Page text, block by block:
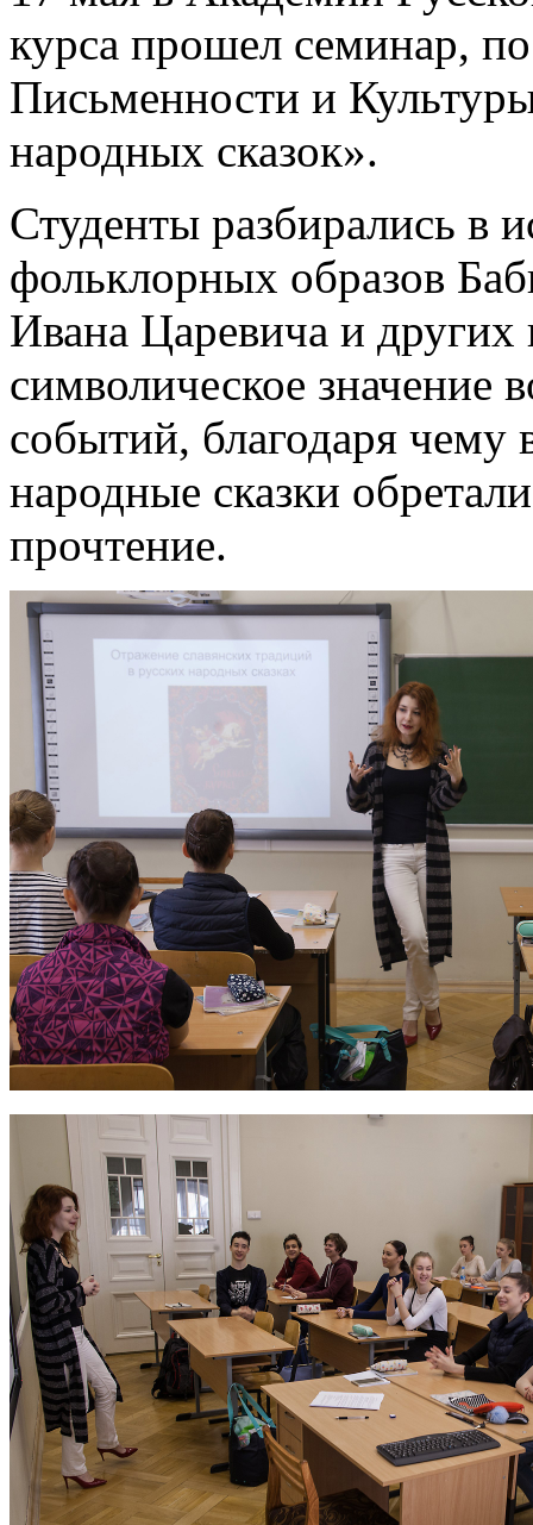
курса прошел семинар,
Письменности и
народных сказок».
Студенты разбирались в
фольклорных образов
Ивана Царевича и других
символическое значение
событий, благодаря чему
народные сказки
прочтение.